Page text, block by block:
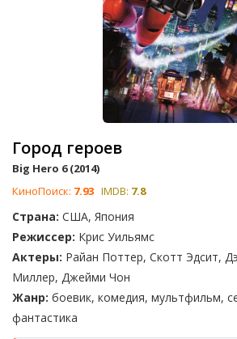
Город героев
Big Hero 6 (2014)
КиноПоиск: 7.93 IMDB: 7.8
Страна: США, Япония
Режиссер: Крис Уильямс
Актеры: Райан Поттер, Скотт Эдсит,
Миллер, Джейми Чон
Жанр: боевик, комедия, мультфильм,
фантастика